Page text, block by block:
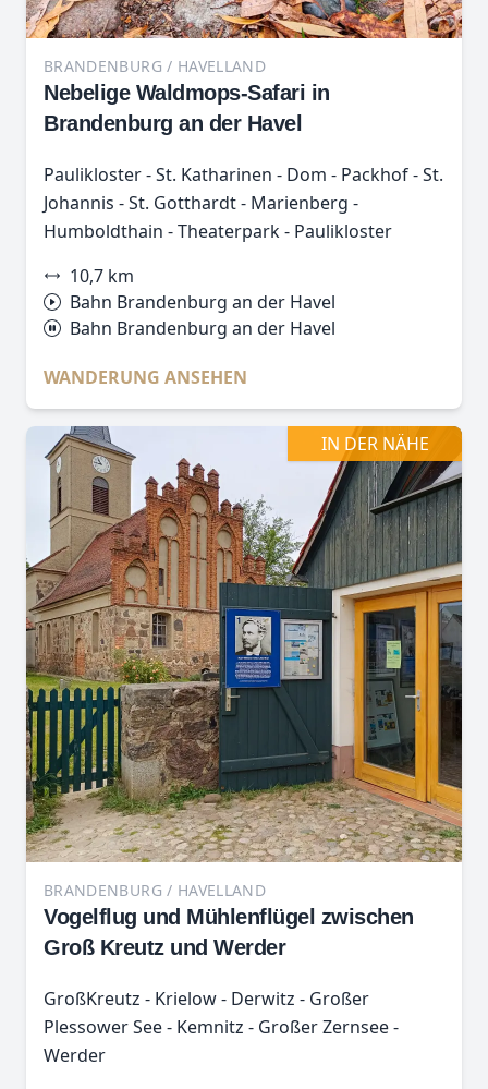
BRANDENBURG / HAVELLAND
Nebelige Waldmops-Safari in
Brandenburg an der Havel
Paulikloster - St. Katharinen - Dom - Packhof - St.
Johannis - St. Gotthardt - Marienberg -
Humboldthain - Theaterpark - Paulikloster
10,7 km
Bahn Brandenburg an der Havel
Bahn Brandenburg an der Havel
WANDERUNG ANSEHEN
IN DER NÄHE
BRANDENBURG / HAVELLAND
Vogelflug und Mühlenflügel zwischen
Groß Kreutz und Werder
GroßKreutz - Krielow - Derwitz - Großer
Plessower See - Kemnitz - Großer Zernsee -
Werder